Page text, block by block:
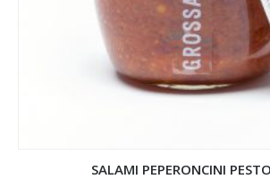
SALAMI PEPERONCINI